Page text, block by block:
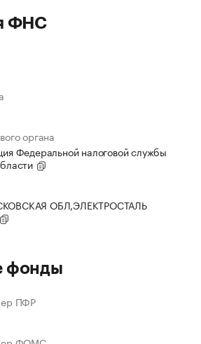
ФНС
органа
Федеральной налоговой службы
ОБЛ,ЭЛЕКТРОСТАЛЬ
фонды
ПФР